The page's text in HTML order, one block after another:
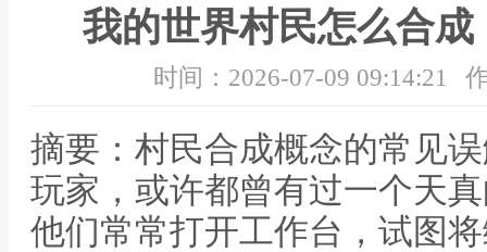
我的世界村民怎么合
时间：2026-07-09 09:14:21
摘要：村民合成概念的常见
玩家，或许都曾有过一个天
他们常常打开工作台，试图